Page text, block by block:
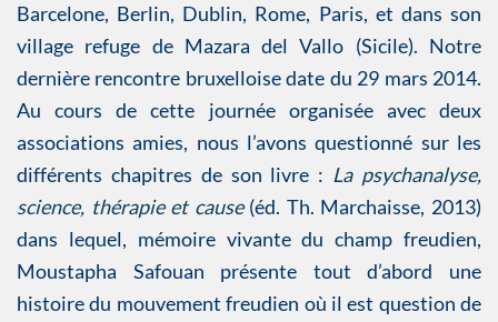
Barcelone, Berlin, Dublin, Rome, Paris, et dans son
village refuge de Mazara del Vallo (Sicile). Notre
dernière rencontre bruxelloise date du 29 mars 2014.
Au cours de cette journée organisée avec deux
associations amies, nous l’avons questionné sur les
différents chapitres de son livre : La psychanalyse,
science, thérapie et cause(éd. Th. Marchaisse, 2013)
dans lequel, mémoire vivante du champ freudien,
Moustapha Safouan présente tout d’abord une
histoire du mouvement freudien où il est question de